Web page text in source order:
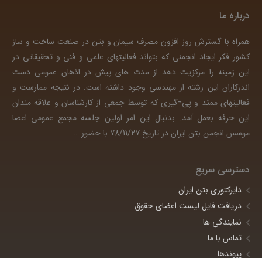
درباره ما
همراه با گسترش روز افزون مصرف سیمان و بتن در صنعت ساخت و ساز
کشور فکر ایجاد انجمنی که بتواند فعالیتهای علمی و فنی و تحقیقاتی در
این زمینه را مرکزیت دهد از مدت های پیش در اذهان عمومی دست
اندرکاران این رشته از مهندسی وجود داشته است. در نتیجه ممارست و
فعالیتهای ممتد و پی¬گیری که توسط جمعی از کارشناسان و علاقه مندان
این حرفه بعمل آمد. بدنبال این امر اولین جلسه مجمع عمومی اعضا
موسس انجمن بتن ایران در تاریخ 78/11/27 با حضور
…
دسترسی سریع
دایرکتوری بتن ایران
دریافت فایل لیست اعضای حقوق
نمایندگی ها
تماس با ما
پیوندها